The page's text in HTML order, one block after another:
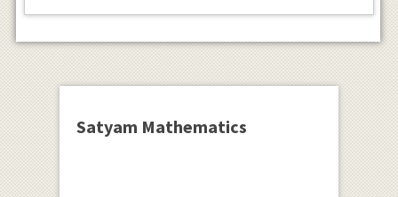
Satyam Mathematics